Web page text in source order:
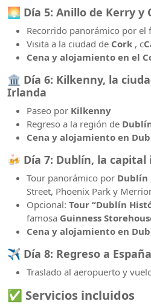
🌅 Día 5: Anillo de Kerry y
Recorrido panorámico por el
Visita a la ciudad de Cork , c
Cena y alojamiento en el
🏛️ Día 6: Kilkenny, la
Irlanda
Paseo por Kilkenny
Regreso a la región de
Cena y alojamiento en
🍻 Día 7: Dublín, la capital
Tour panorámico por Dublín
Street, Phoenix Park y
Opcional: Tour “Dublín
famosa Guinness
Cena y alojamiento en
✈️ Día 8: Regreso a España
Traslado al aeropuerto y
✅ Servicios incluidos